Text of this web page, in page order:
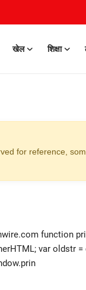
खेल शिक्षा
for reference,
function
var oldstr